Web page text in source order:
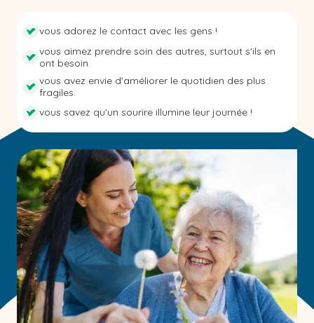
vous adorez le contact avec les gens !
vous aimez prendre soin des autres, surtout s'ils en
ont besoin.
vous avez envie d'améliorer le quotidien des plus
fragiles.
vous savez qu'un sourire illumine leur journée !